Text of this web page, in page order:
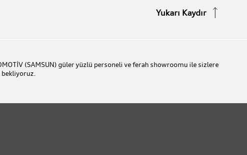
Yukarı Kaydır
(SAMSUN) güler yüzlü personeli ve ferah showroomu ile sizlere